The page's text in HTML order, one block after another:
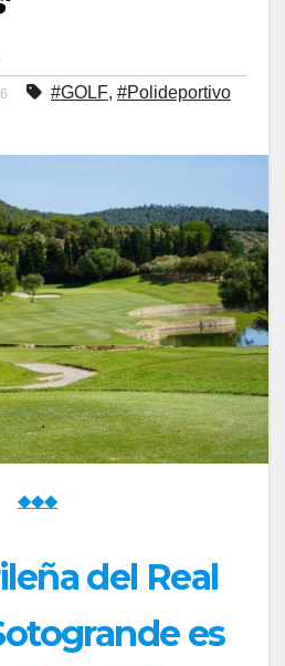
#GOLF, #Polideportivo
◆◆◆
del Real
es